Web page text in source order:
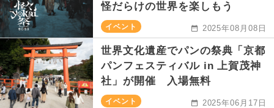
怪だらけの世界を楽しもう
イベント 2025年08月08日
世界文化遺産でパンの祭典「京都
パンフェスティバル in 上賀茂神
社」が開催 入場無料
イベント 2025年06月17日